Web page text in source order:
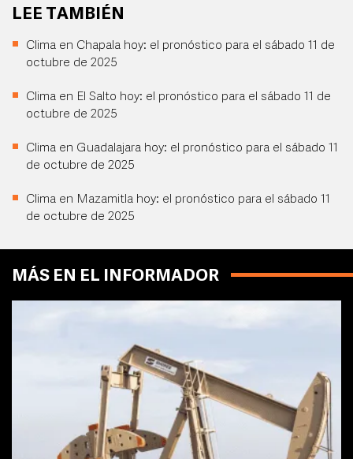
LEE TAMBIÉN
Clima en Chapala hoy: el pronóstico para el sábado 11 de
octubre de 2025
Clima en El Salto hoy: el pronóstico para el sábado 11 de
octubre de 2025
Clima en Guadalajara hoy: el pronóstico para el sábado 11
de octubre de 2025
Clima en Mazamitla hoy: el pronóstico para el sábado 11
de octubre de 2025
MÁS EN EL INFORMADOR